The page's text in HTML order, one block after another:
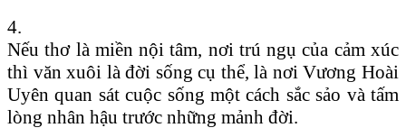
4.
Nếu thơ là miền nội tâm, nơi trú ngụ của cảm xúc
thì văn xuôi là đời sống cụ thể, là nơi Vương Hoài
Uyên quan sát cuộc sống một cách sắc sảo và tấm
lòng nhân hậu trước những mảnh đời.